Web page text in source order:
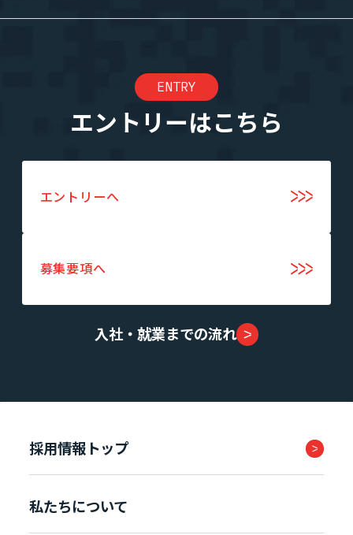
ENTRY
エントリーはこちら
エントリーへ
募集要項へ
入社・就業までの流れ
採用情報トップ
私たちについて